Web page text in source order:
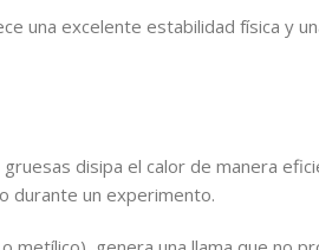
una excelente estabilidad física y
disipa el calor de manera
durante un experimento.